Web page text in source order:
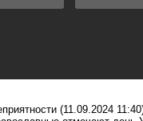
(11.09.2024